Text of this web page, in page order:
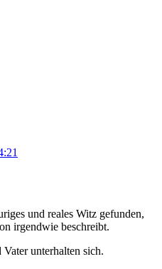
und reales Witz gefunden,
irgendwie beschreibt.
unterhalten sich.